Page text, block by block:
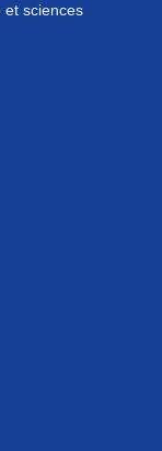
et sciences